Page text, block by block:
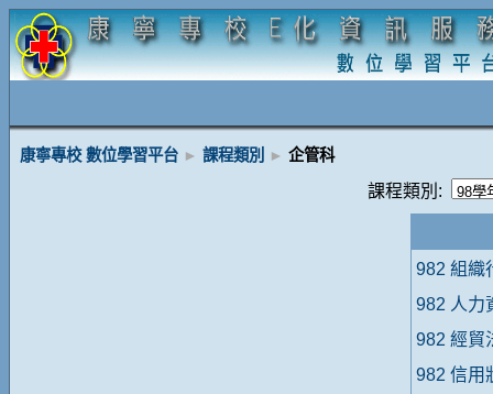
康寧專校 數位學習平台 ► 課程類別 ► 企管科
課程類別:
982 組織
982 人力
982 經貿
982 信用